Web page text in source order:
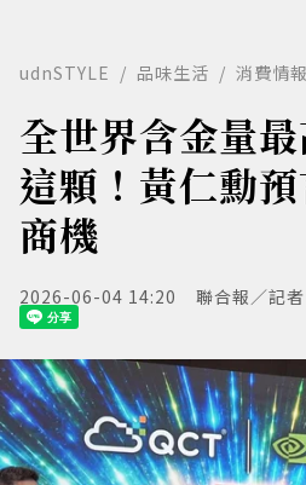
udnSTYLE 品味生活 消費情報
全世界含金量
這顆！黃仁勳
商機
2026-06-04 14:20 聯合報／記